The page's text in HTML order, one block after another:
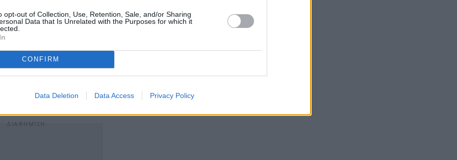
opt-out of Collection, Use, Retention, Sale, and/or Sharing
Data that Is Unrelated with the Purposes for which it
CONFIRM
Data Deletion Data Access Privacy Policy
τον Δεκέμβριο του 2019 ήταν ύψους 900 εκατ.
από 200 εκατ. ευρώ.Τα συγκεκριμένα χρήματα
τρίμηνο του 2019.
του 2018, όταν είχε καταγραφεί αύξηση του ΑΕΠ